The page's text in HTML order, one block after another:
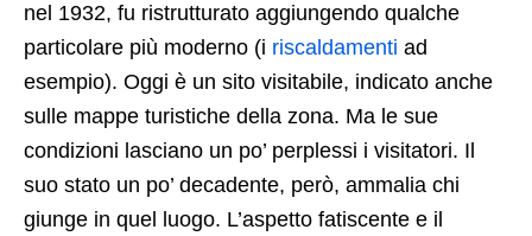
nel 1932, fu ristrutturato aggiungendo qualche
particolare più moderno (i riscaldamenti ad
esempio). Oggi è un sito visitabile, indicato anche
sulle mappe turistiche della zona. Ma le sue
condizioni lasciano un po’ perplessi i visitatori. Il
suo stato un po’ decadente, però, ammalia chi
giunge in quel luogo. L’aspetto fatiscente e il